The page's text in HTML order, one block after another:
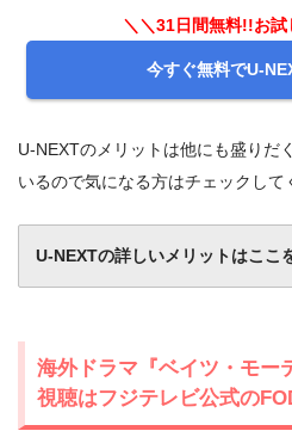
＼＼31日間無料!!お試
今すぐ無料でU-
U-NEXTのメリットは他にも盛りだ
いるので気になる方はチェックして
U-NEXTの詳しいメリットはここ
海外ドラマ『ベイツ・モー
視聴はフジテレビ公式の